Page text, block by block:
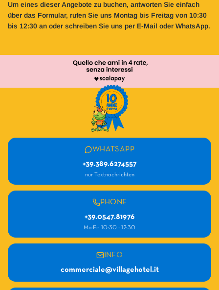
Um eines dieser Angebote zu buchen, antworten Sie einfach
über das Formular, rufen Sie uns Montag bis Freitag von 10:30
bis 12:30 an oder schreiben Sie uns per E-Mail oder WhatsApp.
WHATSAPP
+39.389.6274557
nur Textnachrichten
PHONE
+39.0547.81976
Mo-Fr: 10:30 - 12:30
INFO
commerciale@villagehotel.it